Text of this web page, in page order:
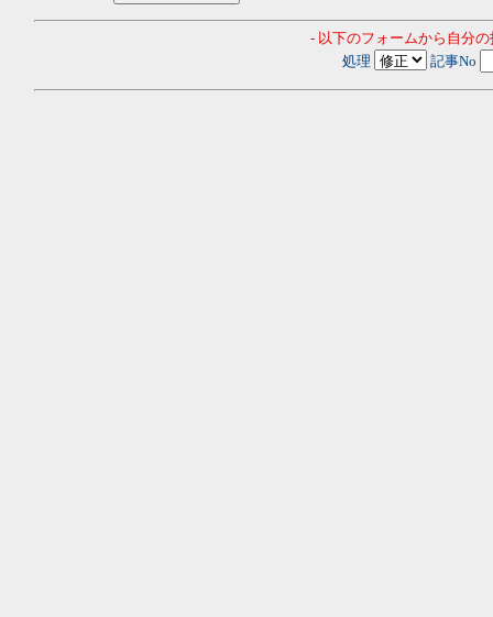
- 以下のフォームから自分
処理
記事No